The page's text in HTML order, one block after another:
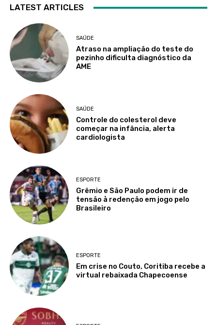
LATEST ARTICLES
SAÚDE
Atraso na ampliação do teste do
pezinho dificulta diagnóstico da
AME
SAÚDE
Controle do colesterol deve
começar na infância, alerta
cardiologista
ESPORTE
Grêmio e São Paulo podem ir de
tensão à redenção em jogo pelo
Brasileiro
ESPORTE
Em crise no Couto, Coritiba recebe a
virtual rebaixada Chapecoense